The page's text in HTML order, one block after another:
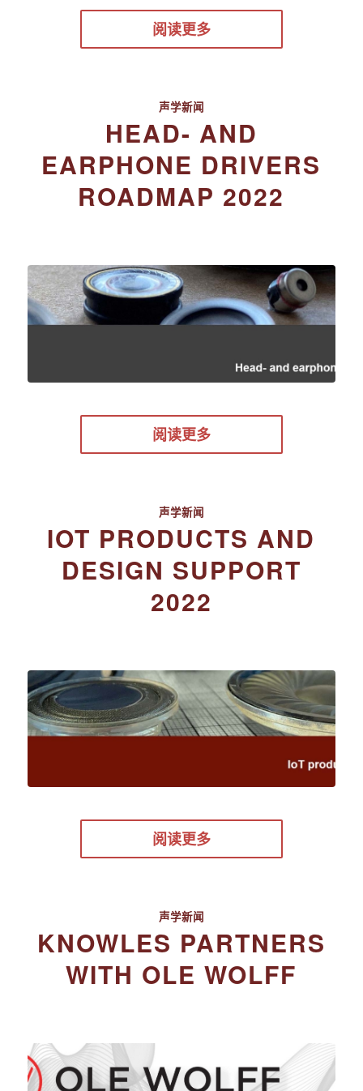
阅读更多
声学新闻
HEAD- AND
EARPHONE DRIVERS
ROADMAP 2022
阅读更多
声学新闻
IOT PRODUCTS AND
DESIGN SUPPORT
2022
阅读更多
声学新闻
KNOWLES PARTNERS
WITH OLE WOLFF